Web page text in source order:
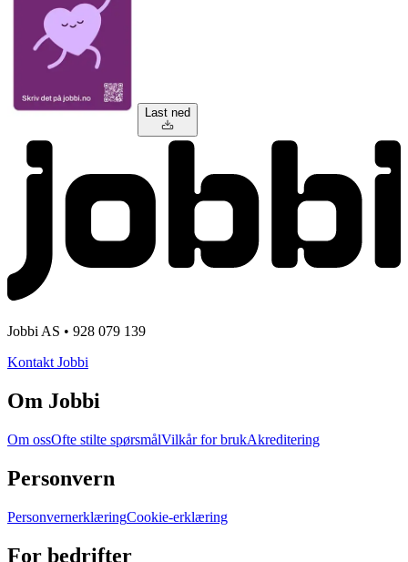
Last ned
Jobbi AS • 928 079 139
Kontakt Jobbi
Om Jobbi
Om ossOfte stilte spørsmålVilkår for brukAkreditering
Personvern
PersonvernerklæringCookie-erklæring
For bedrifter